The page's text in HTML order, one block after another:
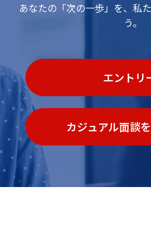
あなたの「次の一歩」を、私
う。
エントリ
カジュアル面談